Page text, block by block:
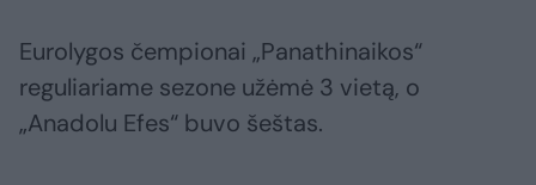
Eurolygos čempionai „Panathinaikos“
reguliariame sezone užėmė 3 vietą, o
„Anadolu Efes“ buvo šeštas.